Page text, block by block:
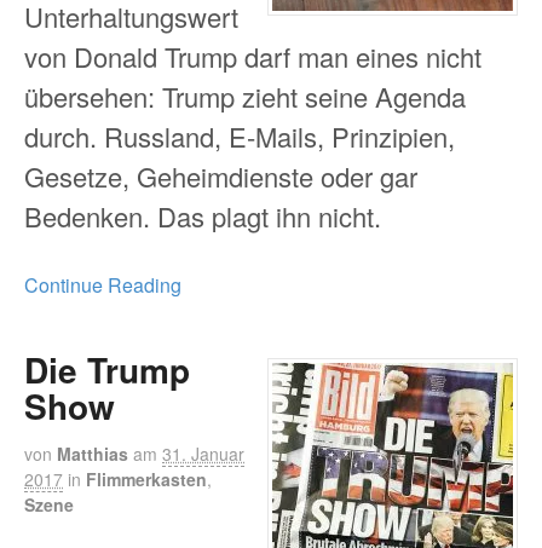
Unterhaltungswert
von Donald Trump darf man eines nicht
übersehen: Trump zieht seine Agenda
durch. Russland, E-Mails, Prinzipien,
Gesetze, Geheimdienste oder gar
Bedenken. Das plagt ihn nicht.
Continue Reading
Die Trump
Show
von Matthias am 31. Januar
2017 in Flimmerkasten,
Szene